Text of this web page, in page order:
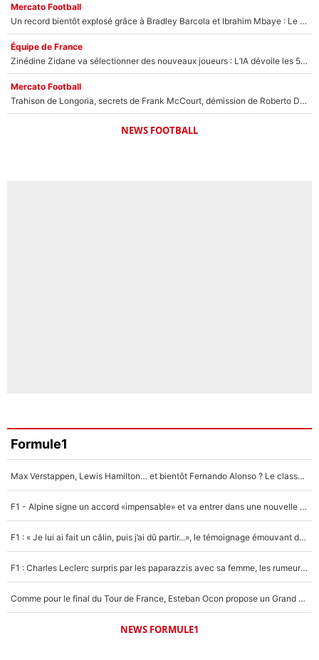
Mercato Football
Un record bientôt explosé grâce à Bradley Barcola et Ibrahim Mbaye : Le PSG sur le point de réaliser un mercato historique ?
Équipe de France
Zinédine Zidane va sélectionner des nouveaux joueurs : L’IA dévoile les 5 cracks qui pourraient rapidement le rejoindre en équipe de France !
Mercato Football
Trahison de Longoria, secrets de Frank McCourt, démission de Roberto De Zerbi : Medhi Benatia se lâche sur son départ de l'OM et fait d'importantes révélations
NEWS FOOTBALL
Formule1
Max Verstappen, Lewis Hamilton… et bientôt Fernando Alonso ? Le classement des pilotes les mieux payés en Formule 1 risque de changer !
F1 - Alpine signe un accord «impensable» et va entrer dans une nouvelle dimension : Grande nouvelle pour Pierre Gasly !
F1 : « Je lui ai fait un câlin, puis j’ai dû partir...», le témoignage émouvant de Max Verstappen sur sa fille
F1 : Charles Leclerc surpris par les paparazzis avec sa femme, les rumeurs étaient vraies !
Comme pour le final du Tour de France, Esteban Ocon propose un Grand Prix de Formule 1 à Paris : «Autour de l’Arc de Triomphe, ce serait génial» !
NEWS FORMULE1